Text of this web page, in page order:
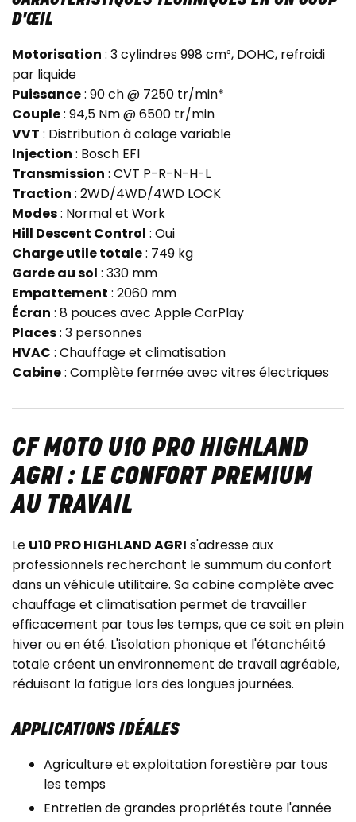
D'ŒIL
Motorisation : 3 cylindres 998 cm³, DOHC, refroidi
par liquide
Puissance: 90 ch @ 7250 tr/min*
Couple: 94,5 Nm @ 6500 tr/min
VVT : Distribution à calage variable
Injection : Bosch EFI
Transmission : CVT P-R-N-H-L
Traction : 2WD/4WD/4WD LOCK
Modes: Normal et Work
Hill Descent Control : Oui
Charge utile totale: 749 kg
Garde au sol : 330 mm
Empattement : 2060 mm
Écran : 8 pouces avec Apple CarPlay
Places: 3 personnes
HVAC : Chauffage et climatisation
Cabine: Complète fermée avec vitres électriques
CF MOTO U10 PRO HIGHLAND
AGRI : LE CONFORT PREMIUM
AU TRAVAIL
Le U10 PRO HIGHLAND AGRI s'adresse aux
professionnels recherchant le summum du confort
dans un véhicule utilitaire. Sa cabine complète avec
chauffage et climatisation permet de travailler
efficacement par tous les temps, que ce soit en plein
hiver ou en été. L'isolation phonique et l'étanchéité
totale créent un environnement de travail agréable,
réduisant la fatigue lors des longues journées.
APPLICATIONS IDÉALES
Agriculture et exploitation forestière par tous
les temps
Entretien de grandes propriétés toute l'année